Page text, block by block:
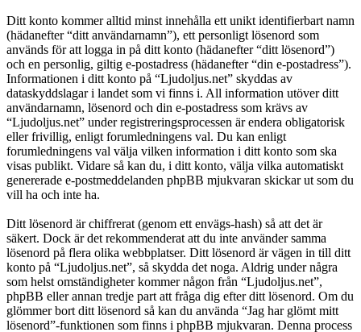
Ditt konto kommer alltid minst innehålla ett unikt identifierbart namn
(hädanefter “ditt användarnamn”), ett personligt lösenord som
används för att logga in på ditt konto (hädanefter “ditt lösenord”)
och en personlig, giltig e-postadress (hädanefter “din e-postadress”).
Informationen i ditt konto på “Ljudoljus.net” skyddas av
dataskyddslagar i landet som vi finns i. All information utöver ditt
användarnamn, lösenord och din e-postadress som krävs av
“Ljudoljus.net” under registreringsprocessen är endera obligatorisk
eller frivillig, enligt forumledningens val. Du kan enligt
forumledningens val välja vilken information i ditt konto som ska
visas publikt. Vidare så kan du, i ditt konto, välja vilka automatiskt
genererade e-postmeddelanden phpBB mjukvaran skickar ut som du
vill ha och inte ha.
Ditt lösenord är chiffrerat (genom ett envägs-hash) så att det är
säkert. Dock är det rekommenderat att du inte använder samma
lösenord på flera olika webbplatser. Ditt lösenord är vägen in till ditt
konto på “Ljudoljus.net”, så skydda det noga. Aldrig under några
som helst omständigheter kommer någon från “Ljudoljus.net”,
phpBB eller annan tredje part att fråga dig efter ditt lösenord. Om du
glömmer bort ditt lösenord så kan du använda “Jag har glömt mitt
lösenord”-funktionen som finns i phpBB mjukvaran. Denna process